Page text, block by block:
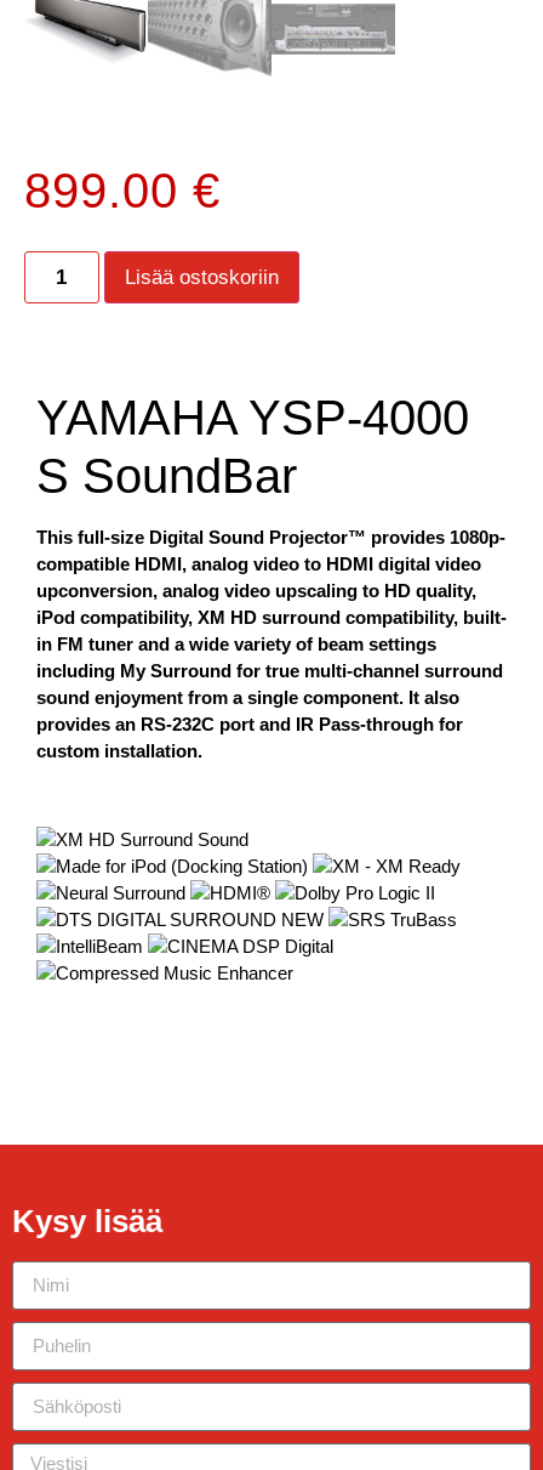
899.00 €
Lisää ostoskoriin
YAMAHA YSP-4000
S SoundBar
This full-size Digital Sound Projector™ provides 1080p-
compatible HDMI, analog video to HDMI digital video
upconversion, analog video upscaling to HD quality,
iPod compatibility, XM HD surround compatibility, built-
in FM tuner and a wide variety of beam settings
including My Surround for true multi-channel surround
sound enjoyment from a single component. It also
provides an RS-232C port and IR Pass-through for
custom installation.
Kysy lisää